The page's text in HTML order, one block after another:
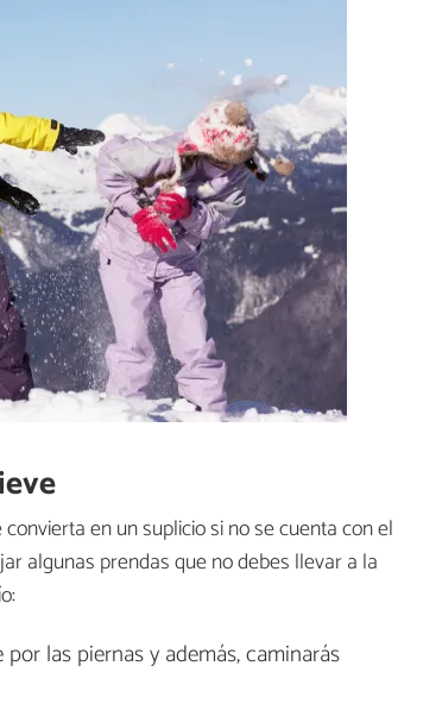
en un suplicio si no se cuenta con el
algunas prendas que no debes llevar a la
las piernas y además, caminarás